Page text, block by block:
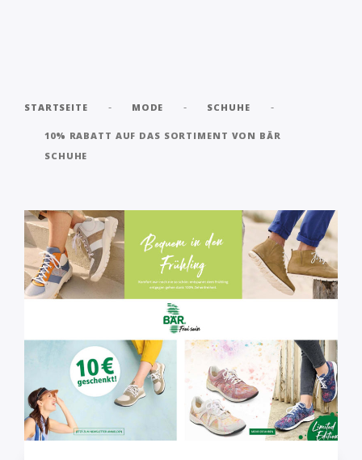
STARTSEITE - MODE - SCHUHE -
10% RABATT AUF DAS SORTIMENT VON BÄR
SCHUHE